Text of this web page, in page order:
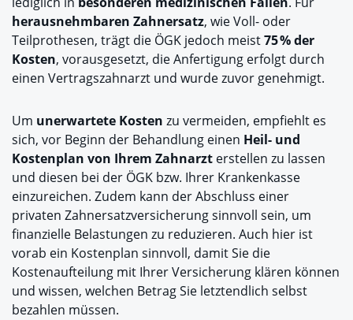
herausnehmbaren Zahnersatz, wie Voll- oder
Teilprothesen, trägt die ÖGK jedoch meist75 % der
Kosten, vorausgesetzt, die Anfertigung erfolgt durch
einen Vertragszahnarzt und wurde zuvor genehmigt.
Um unerwartete Kosten zu vermeiden, empfiehlt es
sich, vor Beginn der Behandlung einen Heil- und
Kostenplan von Ihrem Zahnarzt erstellen zu lassen
und diesen bei der ÖGK bzw. Ihrer Krankenkasse
einzureichen. Zudem kann der Abschluss einer
privaten Zahnersatzversicherung sinnvoll sein, um
finanzielle Belastungen zu reduzieren. Auch hier ist
vorab ein Kostenplan sinnvoll, damit Sie die
Kostenaufteilung mit Ihrer Versicherung klären können
und wissen, welchen Betrag Sie letztendlich selbst
bezahlen müssen.